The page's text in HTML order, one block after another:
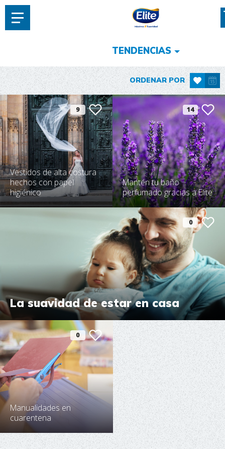
TENDENCIAS
ORDENAR POR
0
La suavidad de estar en casa
0
Manualidades en
cuarentena
9
Vestidos de alta costura
hechos con papel
higiénico
14
Mantén tu baño
perfumado gracias a Elite